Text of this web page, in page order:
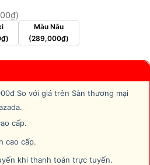
Màu Nâu
(289,000₫)
So với giá trên Sàn thương mại
cấp.
cao cấp.
khi thanh toán trực tuyến.